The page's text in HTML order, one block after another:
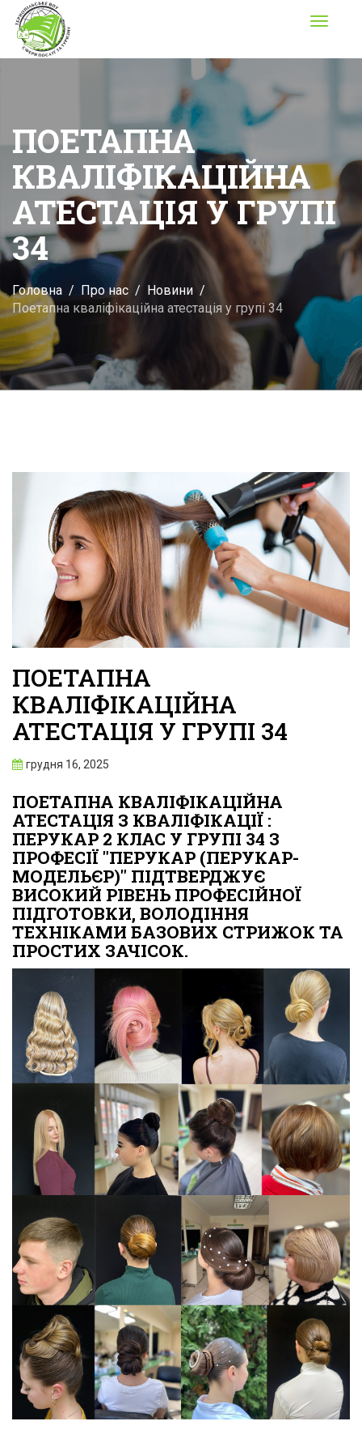
Toggle
ПОЕТАПНА
КВАЛІФІКАЦІЙНА
АТЕСТАЦІЯ У ГРУПІ
34
Головна Про нас
Новини
Поетапна кваліфікаційна атестація у групі 34
ПОЕТАПНА
КВАЛІФІКАЦІЙНА
АТЕСТАЦІЯ У ГРУПІ 34
грудня 16, 2025
ПОЕТАПНА КВАЛІФІКАЦІЙНА
АТЕСТАЦІЯ З КВАЛІФІКАЦІЇ :
ПЕРУКАР 2 КЛАС У ГРУПІ 34 З
ПРОФЕСІЇ "ПЕРУКАР (ПЕРУКАР-
МОДЕЛЬЄР)" ПІДТВЕРДЖУЄ
ВИСОКИЙ РІВЕНЬ ПРОФЕСІЙНОЇ
ПІДГОТОВКИ, ВОЛОДІННЯ
ТЕХНІКАМИ БАЗОВИХ СТРИЖОК ТА
ПРОСТИХ ЗАЧІСОК.